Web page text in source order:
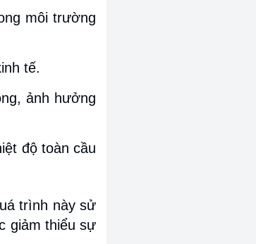
môi trường
tế.
ảnh hưởng
độ toàn cầu
trình này sử
giảm thiểu sự